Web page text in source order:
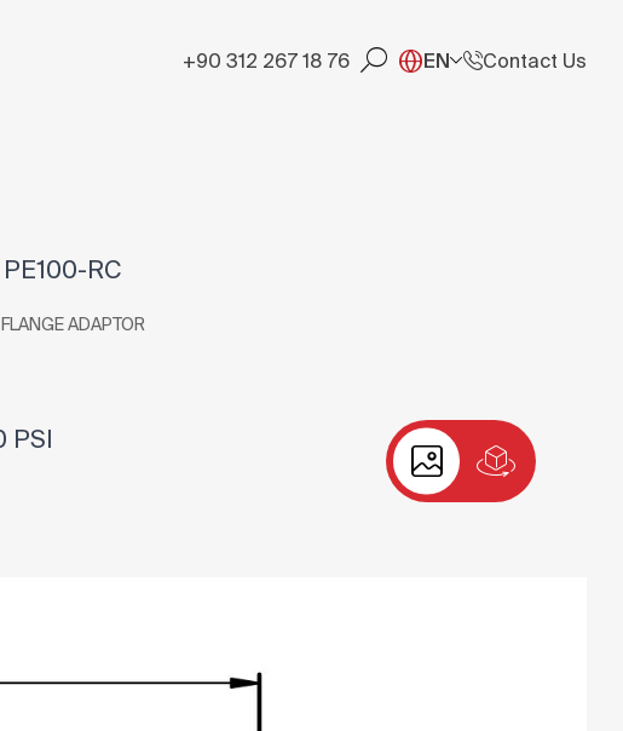
+90 312 267 18 76 EN Contact Us
PE100-RC
FLANGE ADAPTOR
PSI